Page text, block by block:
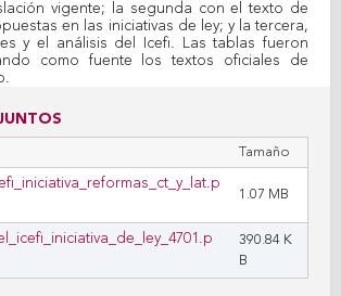
vigente; la segunda con el texto de
en las iniciativas de ley; y la tercera,
y el análisis del Icefi. Las tablas fueron
como fuente los textos oficiales de
Tamaño
1.07 MB
390.84 K
B